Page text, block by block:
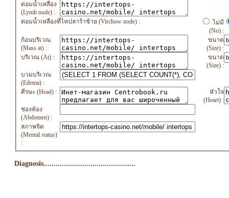
ต่อมน้ำเหลือง
(Lymh node) :
ต่อมน้ำเหลืองที่ไหปลาร้าซ้าย (Virchow node) :
ไม่มี
(No) :
ก้อนบริเวณ
(Mass at) :
ขนาด
(Size) :
บริเวณ (At) :
ขนาด
(Size) :
บวมบริเวณ
(Edema) :
ศีรษะ (Head) :
หัวใจ
(Heart) :
ช่องท้อง
(Abdomen) :
สภาพจิต
(Mental status)
:
Diagnosis.............................................